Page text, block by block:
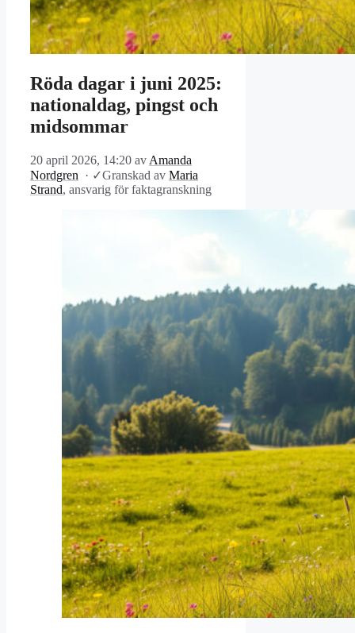
Röda dagar i juni 2025:
nationaldag, pingst och
midsommar
20 april 2026, 14:20 av Amanda
Nordgren
· ✓Granskad av Maria
Strand, ansvarig för faktagranskning